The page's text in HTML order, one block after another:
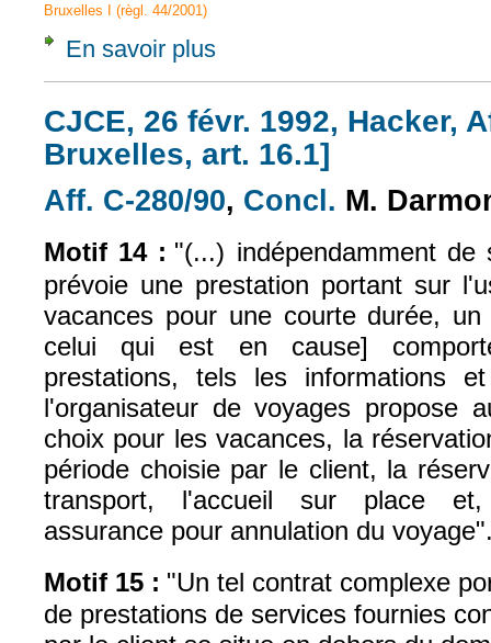
Bruxelles I (règl. 44/2001)
En savoir plus
CJCE, 26 févr. 1992, Hacker,
Bruxelles, art. 16.1]
Aff. C-280/90 (le lien est externe)
, Concl. (le lien est
M.
Motif 14 : "(...) indépendamment
prévoie une prestation portant sur
vacances pour une courte durée,
celui qui est en cause]
prestations, tels les informations
l'organisateur de voyages propose
choix pour les vacances, la
période choisie par le client, la
transport, l'accueil sur place et,
assurance pour annulation du
Motif 15 : "Un tel contrat complexe
de prestations de services fournies